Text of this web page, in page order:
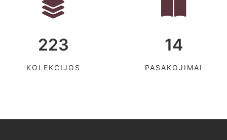
223
KOLEKCIJOS
14
PASAKOJIMAI